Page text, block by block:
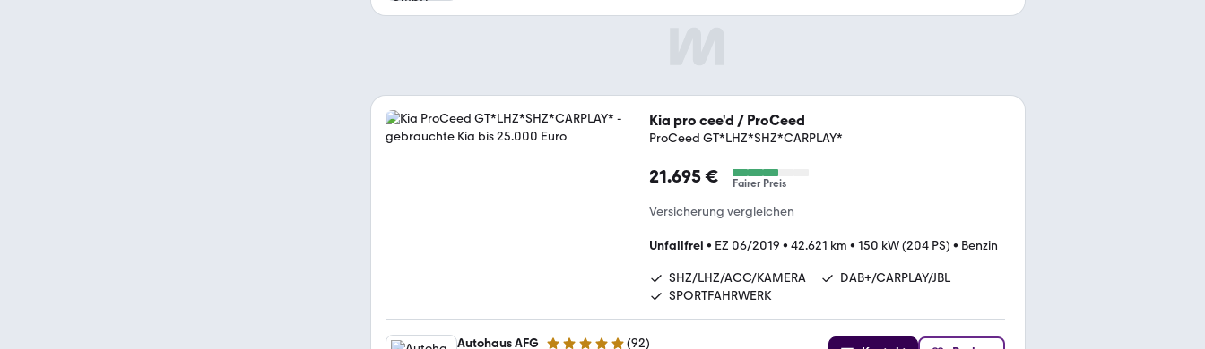
Kia pro cee'd / ProCeed
ProCeed GT*LHZ*SHZ*CARPLAY*
21.695 € Fairer Preis
Versicherung vergleichen
Unfallfrei • EZ 06/2019 • 42.621 km • 150 kW (204 PS) • Benzin
SHZ/LHZ/ACC/KAMERA
DAB+/CARPLAY/JBL
SPORTFAHRWERK
Autohaus AFG (92)